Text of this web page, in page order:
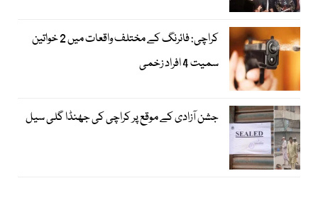
کراچی: فائرنگ کے مختلف واقعات میں 2 خواتین
سمیت 4 افراد زخمی
جشن آزادی کے موقع پر کراچی کی جھنڈا گلی سیل